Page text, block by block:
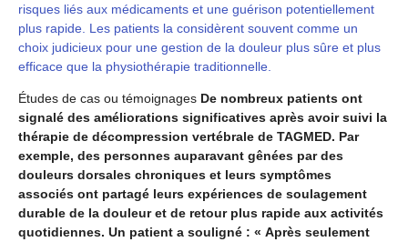
risques liés aux médicaments et une guérison potentiellement
plus rapide. Les patients la considèrent souvent comme un
choix judicieux pour une gestion de la douleur plus sûre et plus
efficace que la physiothérapie traditionnelle.
Études de cas ou témoignages De nombreux patients ont
signalé des améliorations significatives après avoir suivi la
thérapie de décompression vertébrale de TAGMED. Par
exemple, des personnes auparavant gênées par des
douleurs dorsales chroniques et leurs symptômes
associés ont partagé leurs expériences de soulagement
durable de la douleur et de retour plus rapide aux activités
quotidiennes. Un patient a souligné : « Après seulement